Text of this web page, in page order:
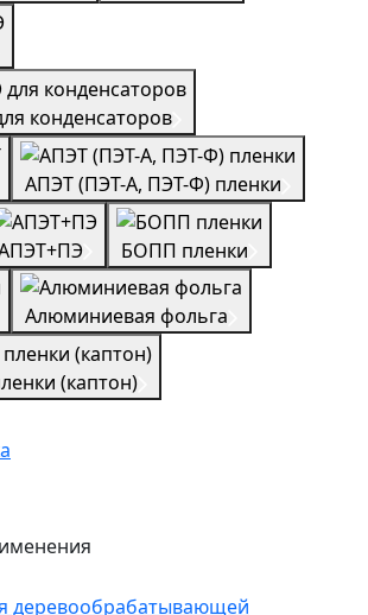
конденсаторов
АПЭТ (ПЭТ-А, ПЭТ-Ф) пленки
БОПП пленки
Алюминиевая фольга
(каптон)
деревообрабатывающей